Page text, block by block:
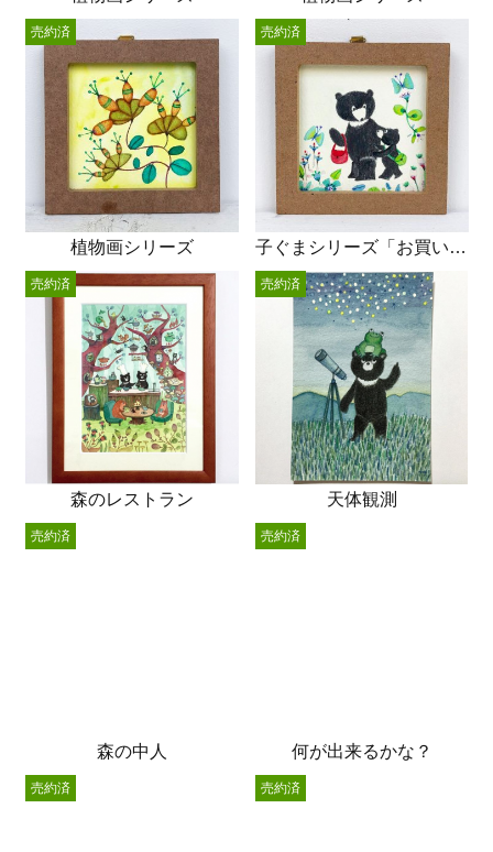
植物画シリーズ
売約済
子ぐまシリーズ「お買い物」
売約済
森のレストラン
売約済
天体観測
売約済
森の中人
売約済
何が出来るかな？
売約済
売約済 売約済